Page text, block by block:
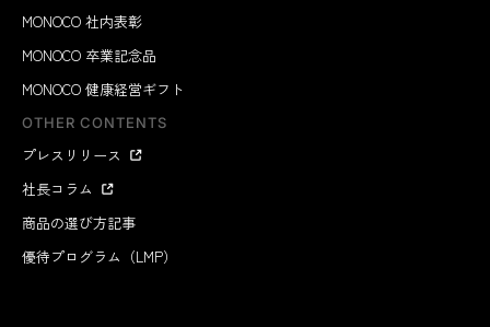
MONOCO 社内表彰
MONOCO 卒業記念品
MONOCO 健康経営ギフト
OTHER CONTENTS
プレスリリース
社長コラム
商品の選び方記事
優待プログラム（LMP）